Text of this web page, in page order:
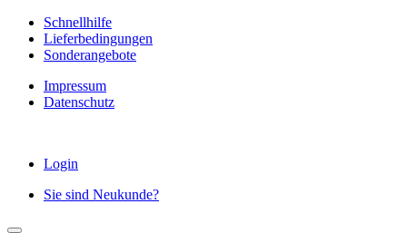
Schnellhilfe
Lieferbedingungen
Sonderangebote
Impressum
Datenschutz
Login
Sie sind Neukunde?